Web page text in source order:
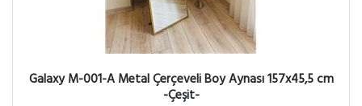
Galaxy M-001-A Metal Çerçeveli Boy Aynası 157x45,5 cm
-Çeşit-